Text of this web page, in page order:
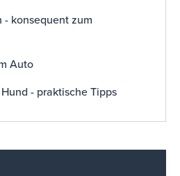
- konsequent zum
Auto
- praktische Tipps